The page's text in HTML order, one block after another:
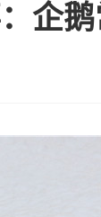
企